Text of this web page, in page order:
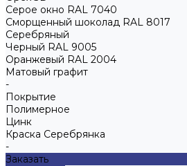
Серое окно RAL 7040
Сморщенный шоколад RAL 8017
Серебряный
Черный RAL 9005
Оранжевый RAL 2004
Матовый графит
-
Покрытие
Полимерное
Цинк
Краска Серебрянка
-
Заказать